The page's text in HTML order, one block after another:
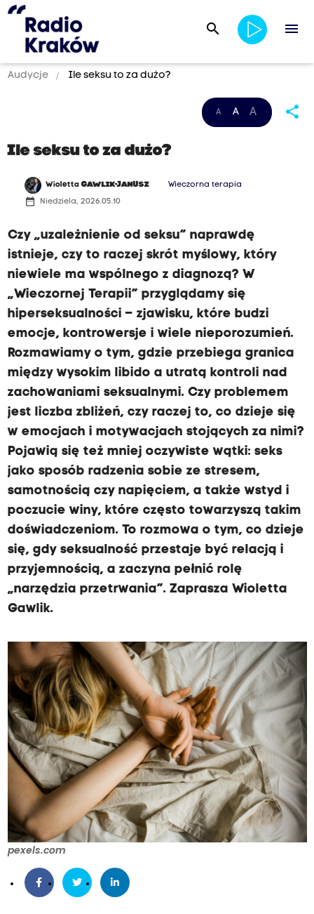
search menu
Audycje Ile seksu to za dużo?
A A A share
Ile seksu to za dużo?
WiolettaGAWLIK-JANUSZ Wieczorna terapia
date_range Niedziela, 2026.05.10
Czy „uzależnienie od seksu” naprawdę
istnieje, czy to raczej skrót myślowy, który
niewiele ma wspólnego z diagnozą? W
„Wieczornej Terapii” przyglądamy się
hiperseksualności – zjawisku, które budzi
emocje, kontrowersje i wiele nieporozumień.
Rozmawiamy o tym, gdzie przebiega granica
między wysokim libido a utratą kontroli nad
zachowaniami seksualnymi. Czy problemem
jest liczba zbliżeń, czy raczej to, co dzieje się
w emocjach i motywacjach stojących za nimi?
Pojawią się też mniej oczywiste wątki: seks
jako sposób radzenia sobie ze stresem,
samotnością czy napięciem, a także wstyd i
poczucie winy, które często towarzyszą takim
doświadczeniom. To rozmowa o tym, co dzieje
się, gdy seksualność przestaje być relacją i
przyjemnością, a zaczyna pełnić rolę
„narzędzia przetrwania”. Zaprasza Wioletta
Gawlik.
pexels.com